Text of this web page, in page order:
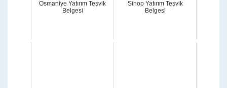
Osmaniye Yatırım Teşvik
Belgesi
Sinop Yatırım Teşvik
Belgesi